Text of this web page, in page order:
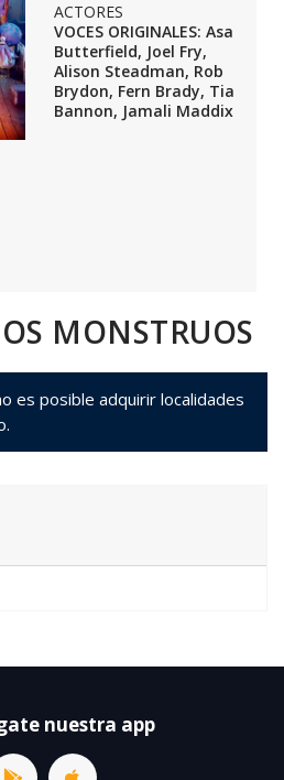
ACTORES
VOCES ORIGINALES: Asa
Butterfield, Joel Fry,
Alison Steadman, Rob
Brydon, Fern Brady, Tia
Bannon, Jamali Maddix
MONSTRUOS
es posible adquirir localidades
nuestra app